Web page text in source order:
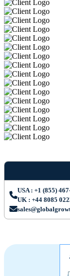
USA : +1 (855)
UK : +44 8085